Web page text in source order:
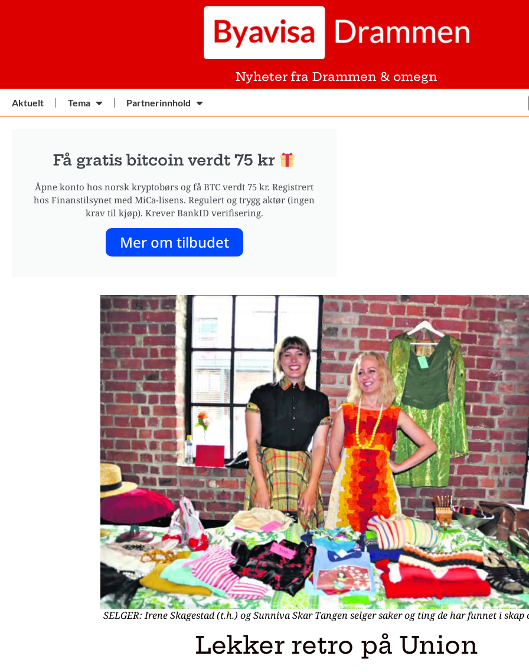
Nyheter fra Drammen & omegn
Aktuelt Tema Partnerinnhold
Få gratis bitcoin verdt 75 kr
Åpne konto hos norsk kryptobørs og få BTC verdt 75 kr. Registrert
hos Finanstilsynet med MiCa-lisens. Regulert og trygg aktør (ingen
krav til kjøp). Krever BankID verifisering.
Mer om tilbudet
SELGER: Irene Skagestad (t.h.) og Sunniva Skar Tangen selger saker og ting de har funnet i skap
Lekker retro på Union